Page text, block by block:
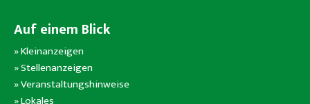
Auf einem Blick
»Kleinanzeigen
»Stellenanzeigen
»Veranstaltungshinweise